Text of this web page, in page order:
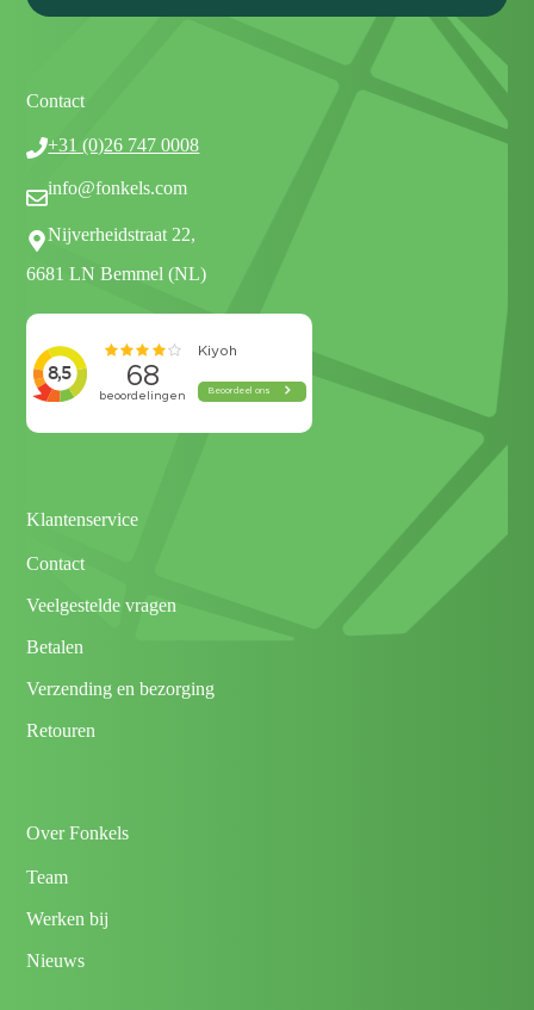
Contact
+31 (0)26 747 0008
info@fonkels.com
Nijverheidstraat 22,
6681 LN Bemmel (NL)
Klantenservice
Contact
Veelgestelde vragen
Betalen
Verzending en bezorging
Retouren
Over Fonkels
Team
Werken bij
Nieuws